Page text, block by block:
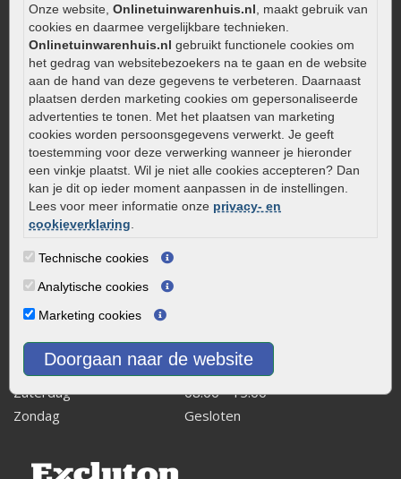
Onze website, Onlinetuinwarenhuis.nl , maakt gebruik van
cookies en daarmee vergelijkbare technieken.
Onlinetuinwarenhuis.nl gebruikt functionele cookies om
het gedrag van websitebezoekers na te gaan en de website
aan de hand van deze gegevens te verbeteren. Daarnaast
plaatsen derden marketing cookies om gepersonaliseerde
advertenties te tonen. Met het plaatsen van marketing
cookies worden persoonsgegevens verwerkt. Je geeft
toestemming voor deze verwerking wanneer je hieronder
een vinkje plaatst. Wil je niet alle cookies accepteren? Dan
kan je dit op ieder moment aanpassen in de instellingen.
Lees voor meer informatie onze privacy- en
cookieverklaring
Technische cookies
Analytische cookies
Marketing cookies
Doorgaan naar de website
Onderhoud van gebakken bestrating
Aanlegtips voor gebakken bestrating
Zelf een terras aanleggen
Kleine stadstuin inrichten
0320 – 219170
Kaapstanderweg 41
8243 RB Lelystad
info@onlinetuinwarenhuis.nl
Routebeschrijving
Openingstijden
Maandag
Dinsdag
Woensdag
Donderdag
08:00 - 17:00
Vrijdag
08:00 - 17:00
Zaterdag
08:00 - 15.00
Zondag
Gesloten